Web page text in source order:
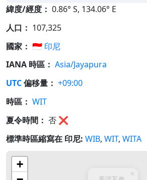
緯度/經度： 0.86° S, 134.06° E
人口： 107,325
國家： 🇮🇩 印尼
IANA 時區： Asia/Jayapura
UTC偏移量： +09:00
時區： WIT
夏令時間： 否 ❌
標準時區縮寫在 印尼: WIB, WIT, WITA
×
+